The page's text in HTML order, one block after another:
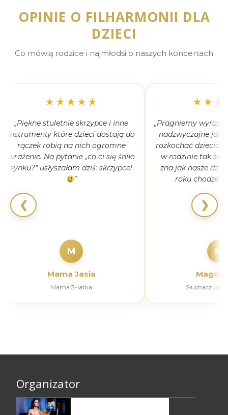
OPINIE O FILHARMONII DLA
DZIECI
Co mówią rodzice i najmłodsi o naszych koncertach
❮
★★★★★
„Piękne stuletnie skrzypce i inne
instrumenty które dzieci dostają do
rączek robią na nich ogromne
wrażenie. Na pytanie „co ci się śniło
synku?” usłyszałam dziś: skrzypce!
”
M
Mama Jasia
Mama 3-latka
„Pragniemy wyrazić
nadzwyczajne jak
rozkochać
w rodzinie tak się
zna jak nasze
roku
M
Słuchaczka
❯
Organizator